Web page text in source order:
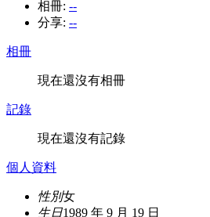
相冊: --
分享: --
相冊
現在還沒有相冊
記錄
現在還沒有記錄
個人資料
性別女
生日1989 年 9 月 19 日